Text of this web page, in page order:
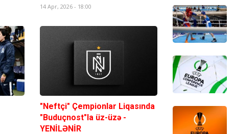
14 Apr, 2026 - 18:00
"Neftçi" Çempionlar Liqasında
"Buduçnost"la üz-üzə -
YENİLƏNİR